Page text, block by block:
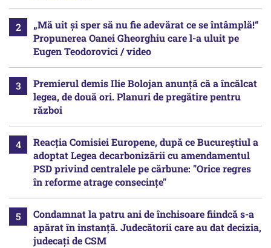
„Mă uit și sper să nu fie adevărat ce se întâmplă!“
Propunerea Oanei Gheorghiu care l-a uluit pe
Eugen Teodorovici / video
Premierul demis Ilie Bolojan anunță că a încălcat
legea, de două ori. Planuri de pregătire pentru
război
Reacția Comisiei Europene, după ce Bucureștiul a
adoptat Legea decarbonizării cu amendamentul
PSD privind centralele pe cărbune: "Orice regres
în reforme atrage consecințe"
Condamnat la patru ani de închisoare fiindcă s-a
apărat în instanță. Judecătorii care au dat decizia,
judecați de CSM